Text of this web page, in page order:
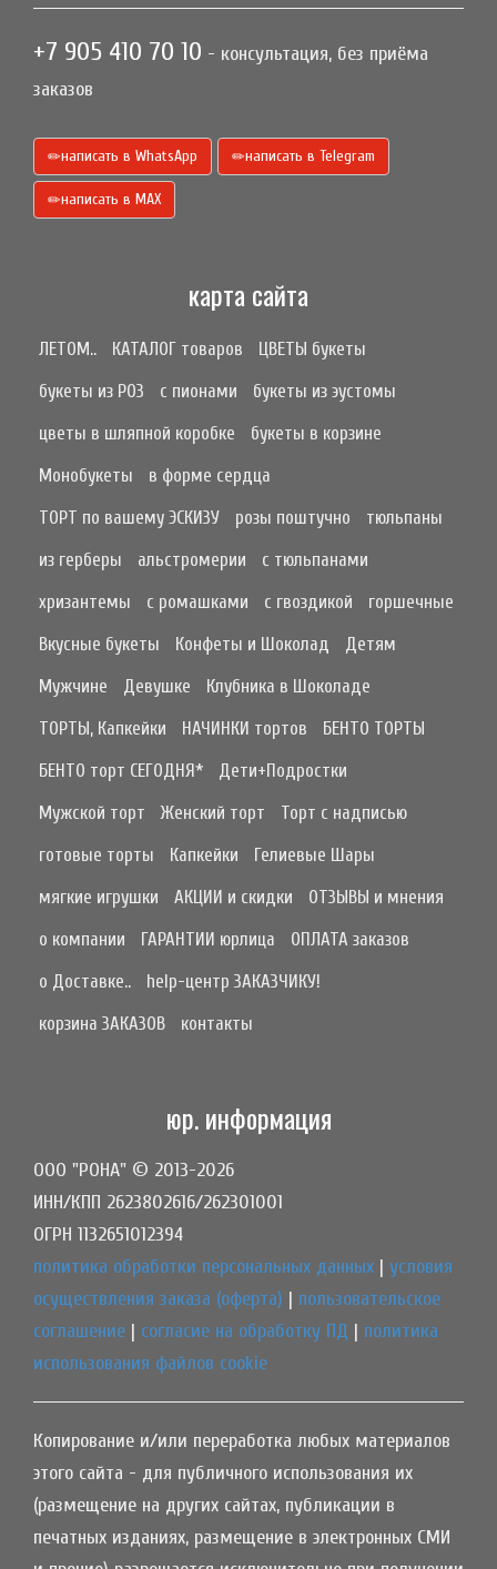
+7 905 410 70 10 - консультация, без приёма
заказов
написать в WhatsApp написать в Telegram
написать в МАХ
карта сайта
ЛЕТОМ.. КАТАЛОГ товаров
ЦВЕТЫ букеты
букеты из РОЗ
с пионами
букеты из эустомы
цветы в шляпной коробке
букеты в корзине
Монобукеты
в форме сердца
ТОРТ по вашему ЭСКИЗУ
розы поштучно
тюльпаны
из герберы
альстромерии
с тюльпанами
хризантемы
с ромашками с гвоздикой
горшечные
Вкусные букеты
Конфеты и Шоколад
Детям
Мужчине
Девушке
Клубника в Шоколаде
ТОРТЫ, Капкейки
НАЧИНКИ тортов
БЕНТО ТОРТЫ
БЕНТО торт СЕГОДНЯ*
Дети+Подростки
Мужской торт
Женский торт
Торт с надписью
готовые торты
Капкейки
Гелиевые Шары
мягкие игрушки
АКЦИИ и скидки
ОТЗЫВЫ и мнения
о компании
ГАРАНТИИ юрлица
ОПЛАТА заказов
о Доставке..
help-центр ЗАКАЗЧИКУ!
корзина ЗАКАЗОВ
контакты
юр. информация
ООО "РОНА" © 2013-2026
ИНН/КПП 2623802616/262301001
ОГРН 1132651012394
политика обработки персональных данных | условия
осуществления заказа (оферта) | пользовательское
соглашение | согласие на обработку ПД | политика
использования файлов cookie
Копирование и/или переработка любых материалов
этого сайта - для публичного использования их
(размещение на других сайтах, публикации в
печатных изданиях, размещение в электронных СМИ